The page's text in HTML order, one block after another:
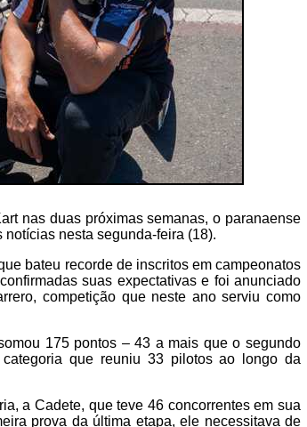
nas duas próximas semanas, o paranaense
nesta segunda-feira (18).
bateu recorde de inscritos em campeonatos
suas expectativas e foi anunciado
competição que neste ano serviu como
175 pontos – 43 a mais que o segundo
que reuniu 33 pilotos ao longo da
a Cadete, que teve 46 concorrentes em sua
prova da última etapa, ele necessitava de